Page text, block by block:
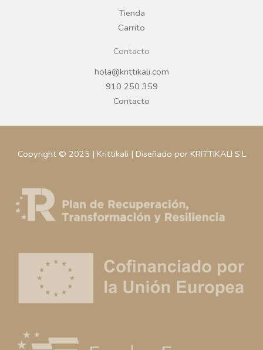
Tienda
Carrito
Contacto
hola@krittikali.com
910 250 359
Contacto
Copyright © 2025 | Krittikali | Diseñado por KRITTIKALI S.L